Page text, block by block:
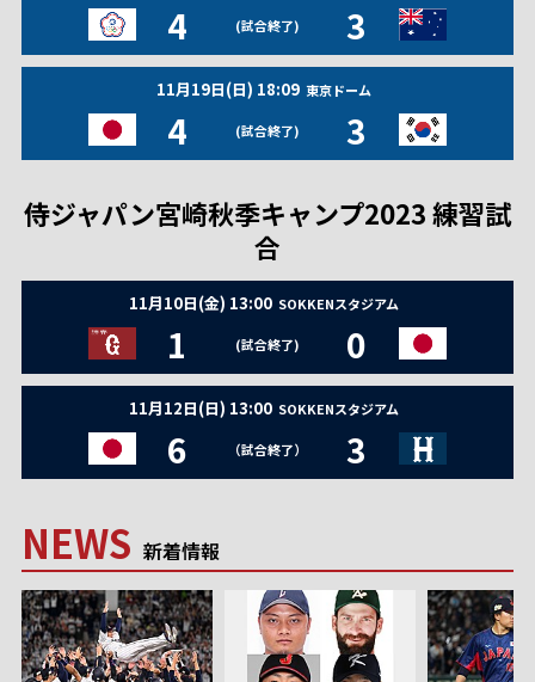
4 (試合終了) 3
11月19日(日) 18:09 東京ドーム
4 (試合終了) 3
侍ジャパン宮崎秋季キャンプ2023 練習試
合
11月10日(金) 13:00 SOKKENスタジアム
1 (試合終了) 0
11月12日(日) 13:00 SOKKENスタジアム
6 （試合終了） 3
NEWS 新着情報